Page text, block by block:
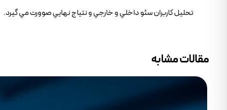
تحليل کاربران سئو داخلي و خارجي و نتياج نهايي صوورت مي گيرد.
مقالات مشابه